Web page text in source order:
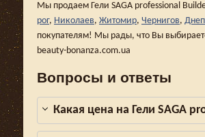
Мы продаем Гели SAGA professional
рог, Николаев, Житомир, Чернигов,
покупателям! Мы рады, что Вы
beauty-bonanza.com.ua
Вопросы и ответы
Какая цена на Гели SAGA